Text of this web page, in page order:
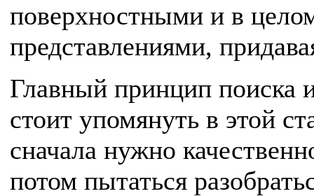
поверхностными и в
представлениями,
Главный принцип поиска
стоит упомянуть в этой
сначала нужно
потом пытаться